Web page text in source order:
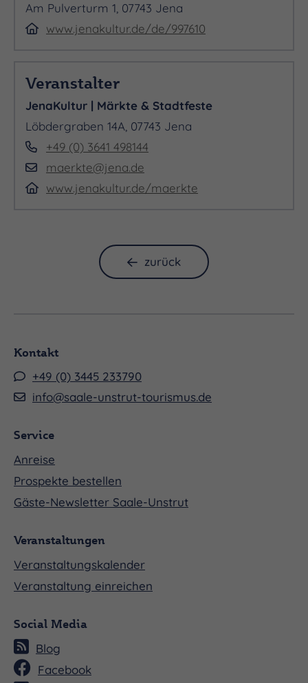
Am Pulverturm 1, 07743 Jena
www.jenakultur.de/de/997610
Veranstalter
JenaKultur | Märkte & Stadtfeste
Löbdergraben 14A, 07743 Jena
+49 (0) 3641 498144
maerkte@jena.de
www.jenakultur.de/maerkte
zurück
Kontakt
+49 (0) 3445 233790
info@saale-unstrut-tourismus.de
Service
Anreise
Prospekte bestellen
Gäste-Newsletter Saale-Unstrut
Veranstaltungen
Veranstaltungskalender
Veranstaltung einreichen
Social Media
Blog
Facebook